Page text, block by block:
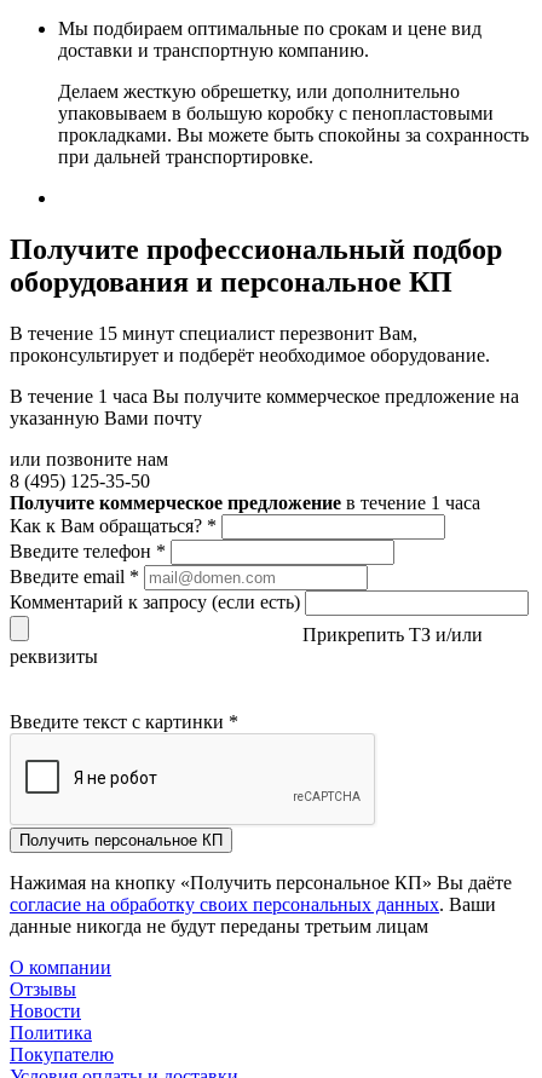
Мы подбираем оптимальные по срокам и цене вид
доставки и транспортную компанию.
Делаем жесткую обрешетку, или дополнительно
упаковываем в большую коробку с пенопластовыми
прокладками. Вы можете быть спокойны за сохранность
при дальней транспортировке.
Получите профессиональный подбор
оборудования и персональное КП
В течение 15 минут специалист перезвонит Вам,
проконсультирует и подберёт необходимое оборудование.
В течение 1 часа Вы получите коммерческое предложение на
указанную Вами почту
или позвоните нам
8 (495) 125-35-50
Получите коммерческое предложение в течение 1 часа
Как к Вам обращаться? *
Введите телефон *
Введите email *
Комментарий к запросу (если есть)
Прикрепить ТЗ и/или
реквизиты
Введите текст с картинки *
Получить персональное КП
Нажимая на кнопку «Получить персональное КП» Вы даёте
согласие на обработку своих персональных данных. Ваши
данные никогда не будут переданы третьим лицам
О компании
Отзывы
Новости
Политика
Покупателю